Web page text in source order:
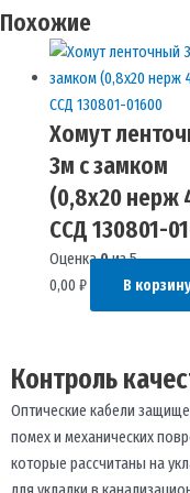
Похожие
Хомут
3м с замком
(0,8х20 нерж
ССД 130801-
Оценка0из 5
0,00 ₽ В
Контроль
Оптические кабели
помех и механических
которые рассчитаны на